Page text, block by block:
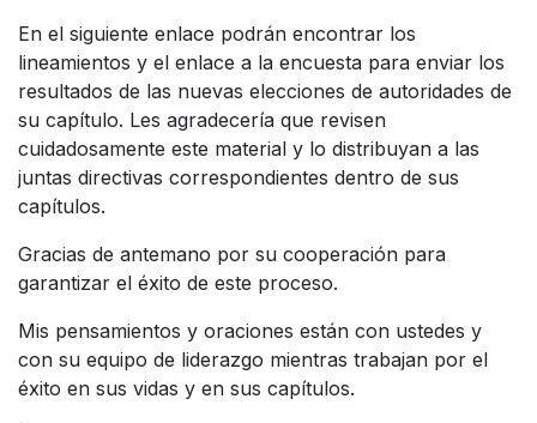
En el siguiente enlace podrán encontrar los
lineamientos y el enlace a la encuesta para enviar los
resultados de las nuevas elecciones de autoridades de
su capítulo. Les agradecería que revisen
cuidadosamente este material y lo distribuyan a las
juntas directivas correspondientes dentro de sus
capítulos.
Gracias de antemano por su cooperación para
garantizar el éxito de este proceso.
Mis pensamientos y oraciones están con ustedes y
con su equipo de liderazgo mientras trabajan por el
éxito en sus vidas y en sus capítulos.